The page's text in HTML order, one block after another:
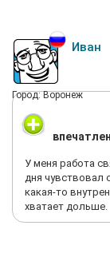
Иван
Город: Воронеж
У меня работа
дня чувствовал
какая-то
хватает дольше.